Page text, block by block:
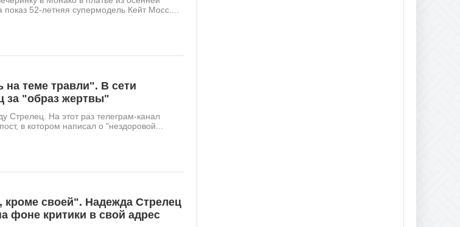
52-летняя супермодель Кейт Мосс....
на теме травли". В сети
за "образ жертвы"
Стрелец. На этот раз телеграм-канал
в котором написал о "нездоровой...
кроме своей". Надежда Стрелец
фоне критики в свой адрес